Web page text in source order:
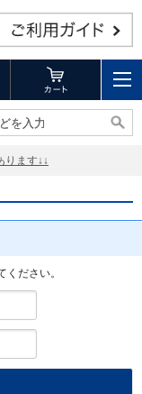
を入力
を入力
ります↓↓
ださい。